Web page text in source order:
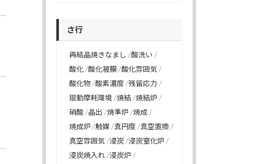
さ行
再結晶焼きなまし
酸洗い
酸化 酸化被膜 酸化雰囲気
酸化物 酸素濃度 残留応力
摺動摩耗環境 焼結 焼結炉
硝酸 晶出 焼準炉 焼成
焼成炉 触媒 真円度 真空置換
真空雰囲気 浸炭 浸炭窒化炉
浸炭焼入れ 浸炭炉